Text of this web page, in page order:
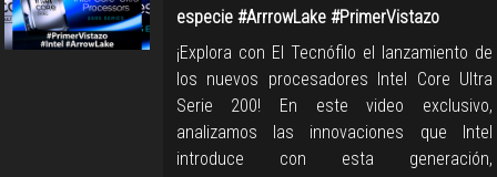
especie #ArrrowLake #PrimerVistazo
¡Explora con El Tecnófilo el lanzamiento de
los nuevos procesadores Intel Core Ultra
Serie 200! En este video exclusivo,
analizamos las innovaciones que Intel
introduce con esta generación,